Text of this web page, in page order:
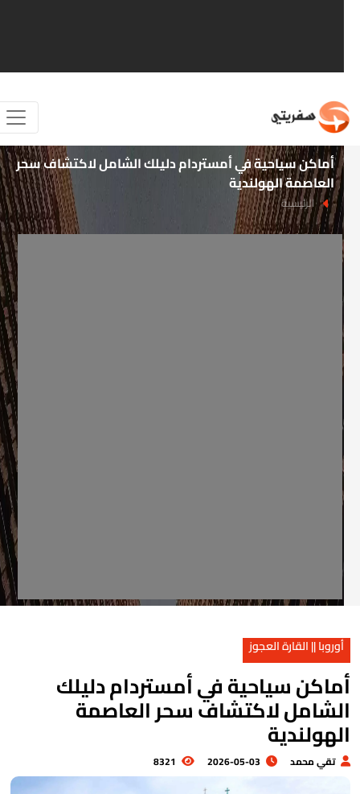
أماكن سياحية في أمستردام دليلك الشامل لاكتشاف سحر
العاصمة الهولندية
الرئيسية
أوروبا || القارة العجوز
سياحية في أمستردام دليلك
لاكتشاف سحر العاصمة
تقي محمد 2026-05-03
8321